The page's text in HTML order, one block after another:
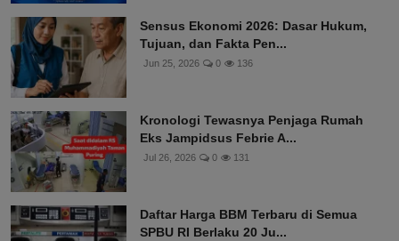
Sensus Ekonomi 2026: Dasar Hukum,
Tujuan, dan Fakta Pen...
Jun 25, 2026 0 136
Kronologi Tewasnya Penjaga Rumah
Eks Jampidsus Febrie A...
Jul 26, 2026 0 131
Daftar Harga BBM Terbaru di Semua
SPBU RI Berlaku 20 Ju...